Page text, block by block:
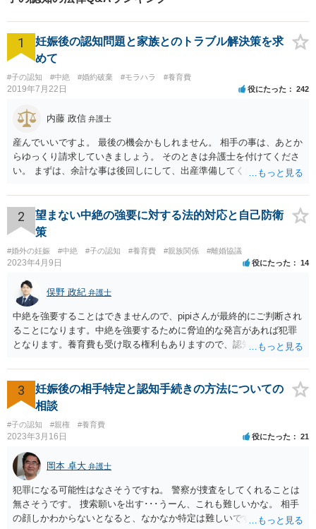
ックしてもらう方が望ましいと思います。 ご参考になれば。
1
妊娠後の認知問題と家族とのトラブル解決策を求
めて
#子の認知 #中絶 #婚約破棄 #モラハラ #養育費
2019年7月22日 役にたった 242
内藤 政信 弁護士
産んでいいですよ。 最後の機会かもしれません。 相手の事は、あとか
らゆっくり請求していきましょう。 そのときは弁護士を付けてくださ
い。 まずは、余計な事は後回しにして、出産準備してください。
2
望まない中絶の強要に対する法的対応と自己防衛
策
#婚外の妊娠 #中絶 #子の認知 #養育費 #親族関係 #離婚協議
2023年4月9日 役にたった 14
俣野 政紀 弁護士
中絶を強要することはできませんので、pipiさんが最終的にご判断され
ることになります。中絶を強要するために脅迫的な発言があれば犯罪
となります。養育費も受け取る権利もありますので、認知等につきお
勧めします。
3
妊娠後の相手特定と認知手続きの方法についての
相談
#子の認知 #親権 #養育費
2023年3月16日 役にたった 21
岡本 卓大 弁護士
犯罪になる可能性はなさそうですね。 警察が捜査をしてくれることは
無さそうです。 捜索願いを出す･･･うーん、これも難しいかな。 相手
の顔しかわからないとなると、なかなか特定は難しいですね。 お役に